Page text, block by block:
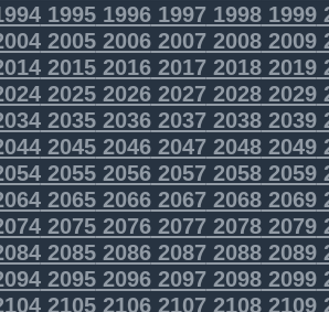
19951996199719981999
20052006200720082009
20152016201720182019
20252026202720282029
20352036203720382039
20452046204720482049
20552056205720582059
20652066206720682069
20752076207720782079
20852086208720882089
20952096209720982099
21052106210721082109